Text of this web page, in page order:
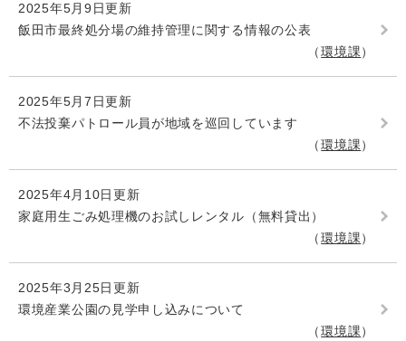
2025年5月9日更新
飯田市最終処分場の維持管理に関する情報の公表
環境課
2025年5月7日更新
不法投棄パトロール員が地域を巡回しています
環境課
2025年4月10日更新
家庭用生ごみ処理機のお試しレンタル（無料貸出）
環境課
2025年3月25日更新
環境産業公園の見学申し込みについて
環境課